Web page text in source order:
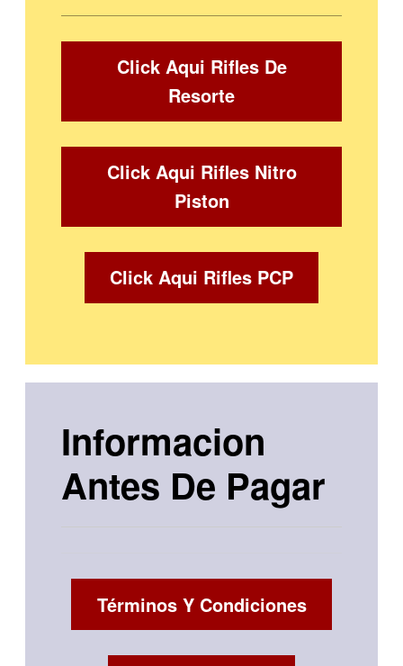
Click Aqui Rifles De
Resorte
Click Aqui Rifles Nitro
Piston
Click Aqui Rifles PCP
Informacion
Antes De Pagar
Términos Y Condiciones